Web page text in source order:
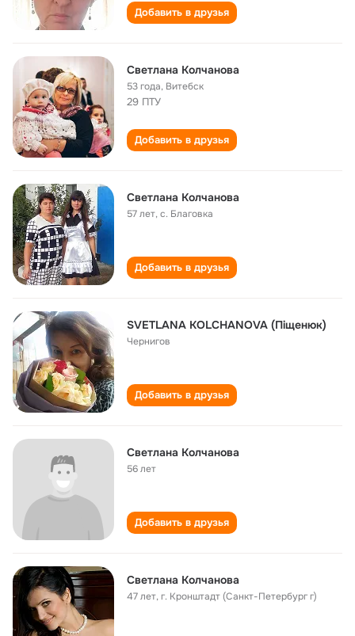
Добавить в друзья
Светлана Колчанова
53 года, Витебск
29 ПТУ
Добавить в друзья
Светлана Колчанова
57 лет,с. Благовка
Добавить в друзья
SVETLANA KOLCHANOVA (Пiщенюк)
Чернигов
Добавить в друзья
Светлана Колчанова
56 лет
Добавить в друзья
Светлана Колчанова
47 лет,г. Кронштадт (Санкт-Петербург г)